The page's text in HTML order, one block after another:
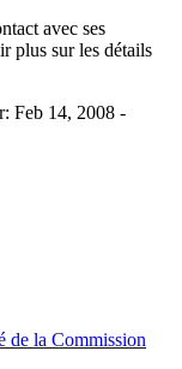
avec ses
plus sur les détails
Feb 14, 2008 -
de la Commission